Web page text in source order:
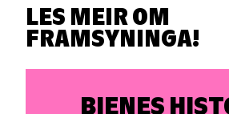
LES MEIR OM
FRAMSYNINGA!
BIENES